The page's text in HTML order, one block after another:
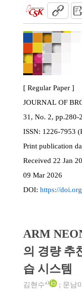
[ Regular Paper ]
JOURNAL OF
31, No. 2, pp.280-
ISSN:
Print publication
Received 22 Jan
09 Mar 2026
DOI: https://
ARM
의 경량 추
습 시스템
김현수a) ; 문남미